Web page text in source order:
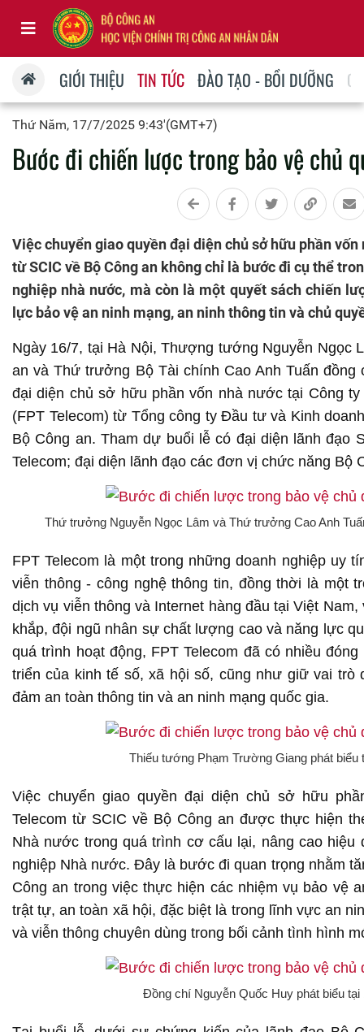
GIỚI THIỆU TIN TỨC ĐÀO TẠO - BỒI DƯỠNG
Thứ Năm, 17/7/2025 9:43'(GMT+7)
Bước đi chiến lược trong bảo vệ chủ
Việc chuyển giao quyền đại diện chủ sở hữu phần
từ SCIC về Bộ Công an không chỉ là bước đi cụ thể
nghiệp nhà nước, mà còn là một quyết sách chiến
lực bảo vệ an ninh mạng, an ninh thông tin và chủ
Ngày 16/7, tại Hà Nội, Thượng tướng Nguyễn Ngọc
an và Thứ trưởng Bộ Tài chính Cao Anh Tuấn đồng
đại diện chủ sở hữu phần vốn nhà nước tại Công
(FPT Telecom) từ Tổng công ty Đầu tư và Kinh
Bộ Công an. Tham dự buổi lễ có đại diện lãnh đạo
Telecom; đại diện lãnh đạo các đơn vị chức năng Bộ
Thứ trưởng Nguyễn Ngọc Lâm và Thứ trưởng Cao Anh
FPT Telecom là một trong những doanh nghiệp uy
viễn thông - công nghệ thông tin, đồng thời là một
dịch vụ viễn thông và Internet hàng đầu tại Việt
khắp, đội ngũ nhân sự chất lượng cao và năng lực
quá trình hoạt động, FPT Telecom đã có nhiều
triển của kinh tế số, xã hội số, cũng như giữ vai trò
đảm an toàn thông tin và an ninh mạng quốc gia.
Thiếu tướng Phạm Trường Giang phát biểu
Việc chuyển giao quyền đại diện chủ sở hữu
Telecom từ SCIC về Bộ Công an được thực hiện
Nhà nước trong quá trình cơ cấu lại, nâng cao hiệu
nghiệp Nhà nước. Đây là bước đi quan trọng nhằm
Công an trong việc thực hiện các nhiệm vụ bảo vệ
trật tự, an toàn xã hội, đặc biệt là trong lĩnh vực an
và viễn thông chuyên dùng trong bối cảnh tình hình
Đồng chí Nguyễn Quốc Huy phát biểu tại